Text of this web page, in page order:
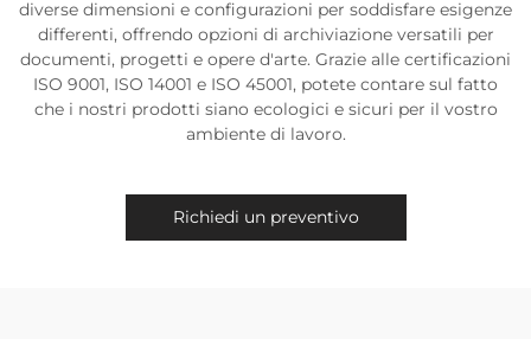
diverse dimensioni e configurazioni per soddisfare esigenze
differenti, offrendo opzioni di archiviazione versatili per
documenti, progetti e opere d'arte. Grazie alle certificazioni
ISO 9001, ISO 14001 e ISO 45001, potete contare sul fatto
che i nostri prodotti siano ecologici e sicuri per il vostro
ambiente di lavoro.
Richiedi un preventivo